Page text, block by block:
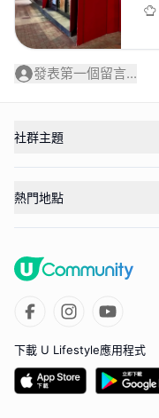
發表第一個留言...
社群主題
熱門地點
下載 U Lifestyle應用程式